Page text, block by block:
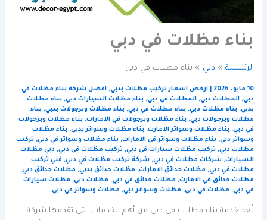
بناء مظلات في دبي
الرئيسية دبي بناء مظلات في دبي
10 مايو، 2026 |ارخص اسعار تركيب مظلات بدبي,افضل شركة بناء مظلات في
دبي,المظلات دبي,المظلات في دبي,بناء مظلات السيارات دبي,بناء مظلات
بدبي,بناء مظلات دبي,بناء مظلات في دبي,بناء مظلات وبرجولات بدبي,بناء
مظلات وبرجولات دبي,بناء مظلات وبرجولات في الامارات,بناء مظلات وبرجولات
في دبي,بناء مظلات وسواتر الامارت,بناء مظلات وسواتر بدبي,بناء مظلات
وسواتر دبي,بناء مظلات وسواتر في الامارات,بناء مظلات وسواتر في دبي,تركيب
مظلات دبي,تركيب مظلات سيارات في دبي,تركيب مظلات في دبي, دبي مظلات
السيارات,شركات مظلات في دبي,شركة تركيب مظلات في دبي,فني تركيب
مظلات في دبي, مظلات حدائق الامارات, مظلات حدائق بدبي, مظلات حدائق دبي,
مظلات حدائق في الامارت, مظلات حدائق في دبي, مظلات دبي, مظلات سيارات
في دبي, مظلات في دبي, مظلات وسواتر دبي, مظلات وسواتر في دبي
تُعد خدمة بناء مظلات في دبي من أهم الخدمات التي تقدمها شركة